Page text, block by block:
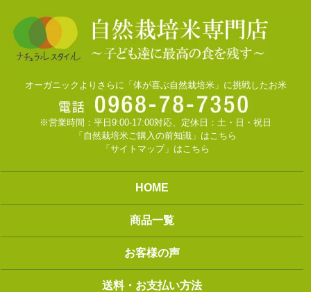
オーガニックよりさらに「体が喜ぶ自然栽培米」に挑戦したお米
※営業時間：平日9:00-17:00対応、定休日：土・日・祝日
「自然栽培米ご購入の前知識」はこちら
「サイトマップ」はこちら
HOME
商品一覧
お客様の声
送料・お支払い方法